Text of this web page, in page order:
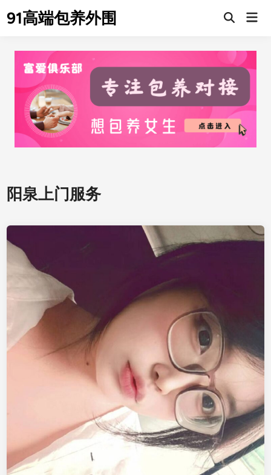
to91高端包养外围
阳泉上门服务